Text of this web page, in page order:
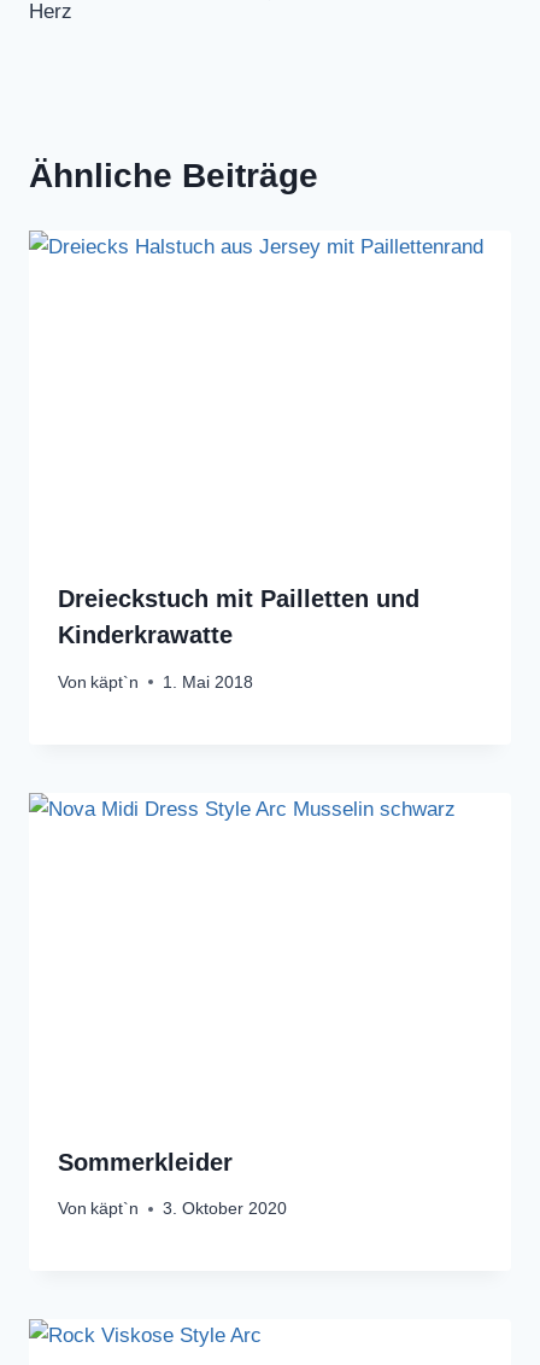
Herz
Ähnliche Beiträge
Dreieckstuch mit Pailletten und
Kinderkrawatte
Von käpt`n 1. Mai 2018
Sommerkleider
Von käpt`n 3. Oktober 2020